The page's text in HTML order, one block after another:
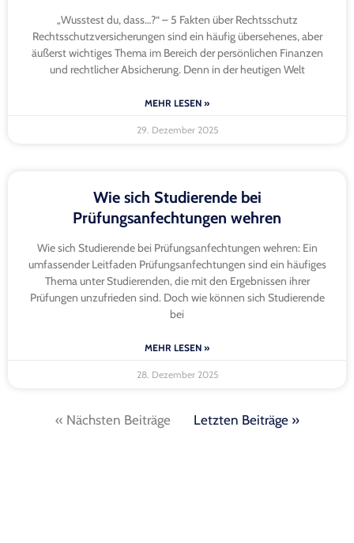
„Wusstest du, dass…?“ – 5 Fakten über Rechtsschutz
Rechtsschutzversicherungen sind ein häufig übersehenes, aber
äußerst wichtiges Thema im Bereich der persönlichen Finanzen
und rechtlicher Absicherung. Denn in der heutigen Welt
MEHR LESEN »
29. Dezember 2025
Wie sich Studierende bei
Prüfungsanfechtungen wehren
Wie sich Studierende bei Prüfungsanfechtungen wehren: Ein
umfassender Leitfaden Prüfungsanfechtungen sind ein häufiges
Thema unter Studierenden, die mit den Ergebnissen ihrer
Prüfungen unzufrieden sind. Doch wie können sich Studierende
bei
MEHR LESEN »
28. Dezember 2025
« Nächsten Beiträge Letzten Beiträge »